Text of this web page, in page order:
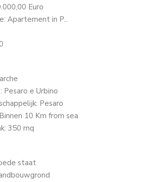
Euro
Apartement in P...
Pesaro e Urbino
Pesaro
10 Km from sea
350 mq
staat